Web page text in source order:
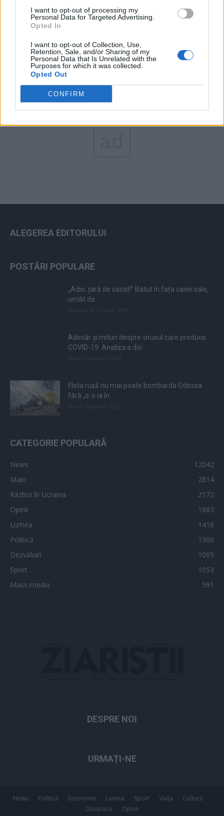
I want to opt-out of processing my
Personal Data for Targeted Advertising.
Opted In
I want to opt-out of Collection, Use,
Retention, Sale, and/or Sharing of my
Personal Data that Is Unrelated with the
Purposes for which it was collected.
Opted Out
CONFIRM
Arată rezultatele
Arhiva sondajelor
ALEGEREA EDITORULUI
POSTĂRI POPULARE
„Adio, țară de căcat!” Bătut în fața casei sale,
umilit de...
Adevăr și mituri despre virusul care produce
COVID-19. Analiza a doi...
Flota rusă nu mai poate bombarda Odessa
fără „s-o ia în...
CATEGORIE POPULARĂ
News
12042
Main
2814
Război în Ucraina
2172
Opinii
1883
Lumea
1416
Politică
1300
Dezvăluiri
1065
Sport
1053
Mass-media
591
DESPRE NOI
URMAȚI-NE
News Politică Economie Lumea Sport Viața
Cultură
Diaspora
Opinii